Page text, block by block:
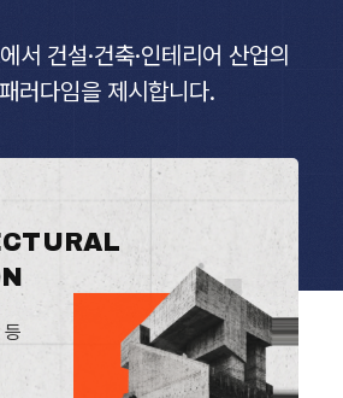
서 건설·건축·인테리어 산업의
러다임을 제시합니다.
등